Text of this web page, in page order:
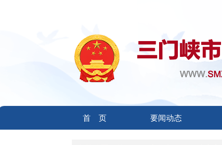
首 页 要闻动态